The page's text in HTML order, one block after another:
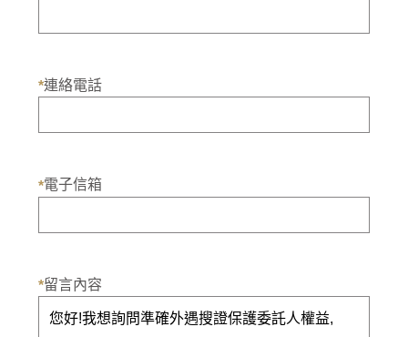
*連絡電話
*電子信箱
*留言內容